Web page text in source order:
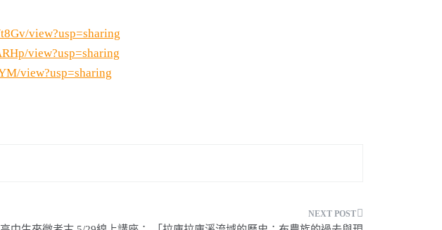
view?usp=sharing
view?usp=sharing
view?usp=sharing